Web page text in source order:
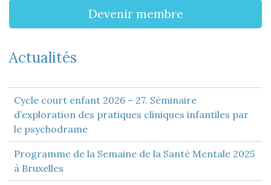
Devenir membre
Actualités
Cycle court enfant 2026 – 27. Séminaire
d’exploration des pratiques cliniques infantiles par
le psychodrame
Programme de la Semaine de la Santé Mentale 2025
à Bruxelles